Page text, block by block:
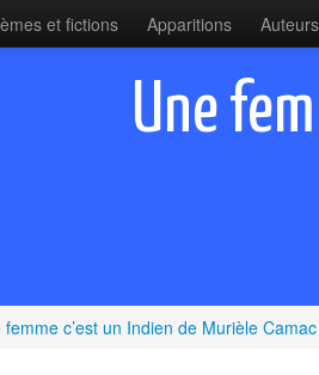
et fictions Apparitions
Une
femme c’est un Indien de Murièle